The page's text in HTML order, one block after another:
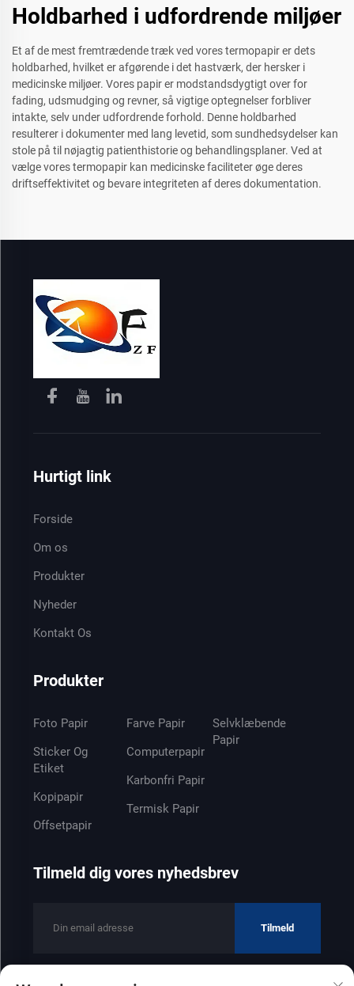
Holdbarhed i udfordrende miljøer
Et af de mest fremtrædende træk ved vores termopapir er dets
holdbarhed, hvilket er afgørende i det hastværk, der hersker i
medicinske miljøer. Vores papir er modstandsdygtigt over for
fading, udsmudging og revner, så vigtige optegnelser forbliver
intakte, selv under udfordrende forhold. Denne holdbarhed
resulterer i dokumenter med lang levetid, som sundhedsydelser kan
stole på til nøjagtig patienthistorie og behandlingsplaner. Ved at
vælge vores termopapir kan medicinske faciliteter øge deres
driftseffektivitet og bevare integriteten af deres dokumentation.
Hurtigt link
Forside
Om os
Produkter
Nyheder
Kontakt Os
Produkter
Foto Papir
Sticker Og
Etiket
Kopipapir
Offsetpapir
Farve Papir
Computerpapir
Karbonfri Papir
Termisk Papir
Selvklæbende
Papir
Tilmeld dig vores nyhedsbrev
Tilmeld